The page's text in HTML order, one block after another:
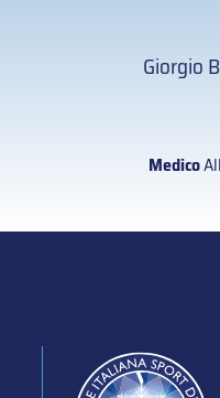
Giorgio
Medico